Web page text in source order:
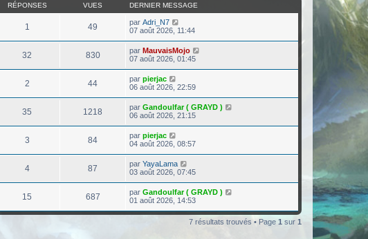
RÉPONSES VUES DERNIER MESSAGE
1 49 par Adri_N7
07 août 2026, 11:44
32 830 par MauvaisMojo
07 août 2026, 01:45
2 44 par pierjac
06 août 2026, 22:59
35 1218 par Gandoulfar ( GRAYD )
06 août 2026, 21:15
3 84 par pierjac
04 août 2026, 08:57
4 87 par YayaLama
03 août 2026, 07:45
15 687 par Gandoulfar ( GRAYD )
01 août 2026, 14:53
7 résultats trouvés • Page 1 sur 1